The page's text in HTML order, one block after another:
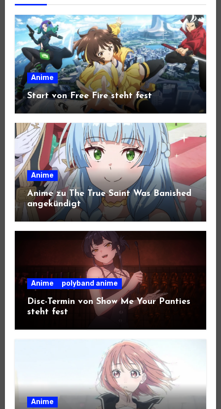
Anime
Start von Free Fire steht fest
Anime
Anime zu The True Saint Was Banished
angekündigt
Anime polyband anime
Disc-Termin von Show Me Your Panties
steht fest
Anime